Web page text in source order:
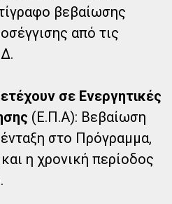
βεβαίωσης
από τις
σε Ενεργητικές
(Ε.Π.Α): Βεβαίωση
στο Πρόγραμμα,
η χρονική περίοδος